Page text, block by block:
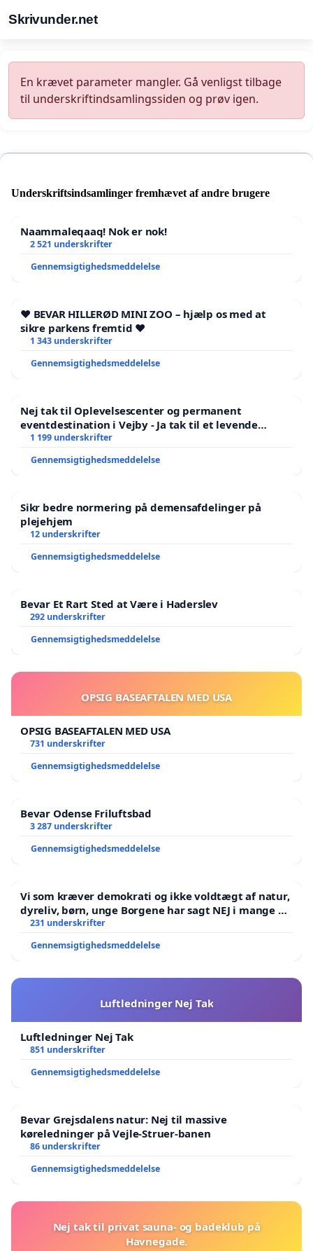
Skrivunder.net
En krævet parameter mangler. Gå venligst tilbage
til underskriftindsamlingssiden og prøv igen.
Underskriftsindsamlinger fremhævet af andre brugere
Naammaleqaaq! Nok er nok!
2 521 underskrifter
Gennemsigtighedsmeddelelse
❤️ BEVAR HILLERØD MINI ZOO – hjælp os med at
sikre parkens fremtid ❤️
1 343 underskrifter
Gennemsigtighedsmeddelelse
Nej tak til Oplevelsescenter og permanent
eventdestination i Vejby - Ja tak til et levende
lokalområde i balance
1 199 underskrifter
Gennemsigtighedsmeddelelse
Sikr bedre normering på demensafdelinger på
plejehjem
12 underskrifter
Gennemsigtighedsmeddelelse
Bevar Et Rart Sted at Være i Haderslev
292 underskrifter
Gennemsigtighedsmeddelelse
OPSIG BASEAFTALEN MED USA
OPSIG BASEAFTALEN MED USA
731 underskrifter
Gennemsigtighedsmeddelelse
Bevar Odense Friluftsbad
3 287 underskrifter
Gennemsigtighedsmeddelelse
Vi som kræver demokrati og ikke voldtægt af natur,
dyreliv, børn, unge Borgene har sagt NEJ i mange år.
Der er
231 underskrifter
Gennemsigtighedsmeddelelse
Luftledninger Nej Tak
Luftledninger Nej Tak
851 underskrifter
Gennemsigtighedsmeddelelse
Bevar Grejsdalens natur: Nej til massive
køreledninger på Vejle-Struer-banen
86 underskrifter
Gennemsigtighedsmeddelelse
Nej tak til privat sauna- og badeklub på
Havnegade.